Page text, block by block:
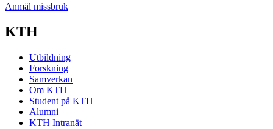
Anmäl missbruk
KTH
Utbildning
Forskning
Samverkan
Om KTH
Student på KTH
Alumni
KTH Intranät